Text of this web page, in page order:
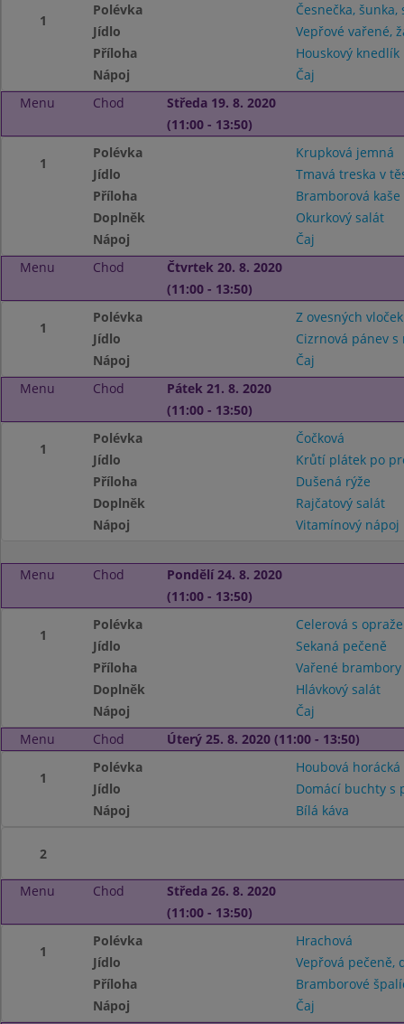
1
Polévka
Česnečka, šunka,
Jídlo
Vepřové vařené,
Příloha
Houskový knedlík
Nápoj
Čaj
Menu
Chod
Středa 19. 8. 2020
(11:00 - 13:50)
1
Polévka
Krupková jemná
Jídlo
Tmavá treska v
Příloha
Bramborová
Doplněk
Okurkový salát
Nápoj
Čaj
Menu
Chod
Čtvrtek 20. 8. 2020
(11:00 - 13:50)
1
Polévka
Z ovesných vloček
Jídlo
Cizrnová pánev s
Nápoj
Čaj
Menu
Chod
Pátek 21. 8. 2020
(11:00 - 13:50)
1
Polévka
Čočková
Jídlo
Krůtí plátek po
Příloha
Dušená rýže
Doplněk
Rajčatový salát
Nápoj
Vitamínový nápoj
Menu Chod
Pondělí 24. 8. 2020
(11:00 - 13:50)
1
Polévka
Celerová s
Jídlo
Sekaná pečeně
Příloha
Vařené
Doplněk
Hlávkový salát
Nápoj
Čaj
Menu
Chod Úterý 25. 8. 2020 (11:00 - 13:50)
1
Polévka
Houbová horácká
Jídlo
Domácí buchty s
Nápoj
Bílá káva
2
Menu Chod
Středa 26. 8. 2020
(11:00 - 13:50)
1
Polévka
Hrachová
Jídlo
Vepřová pečeně,
Příloha
Bramborové
Nápoj
Čaj